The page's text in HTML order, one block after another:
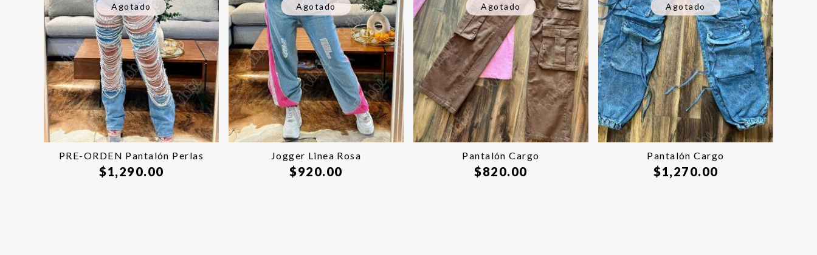
Agotado
PRE-ORDEN Pantalón Perlas
$1,290.00
Agotado
Jogger Linea Rosa
$920.00
Agotado
Pantalón Cargo
$820.00
Agotado
Pantalón Cargo
$1,270.00